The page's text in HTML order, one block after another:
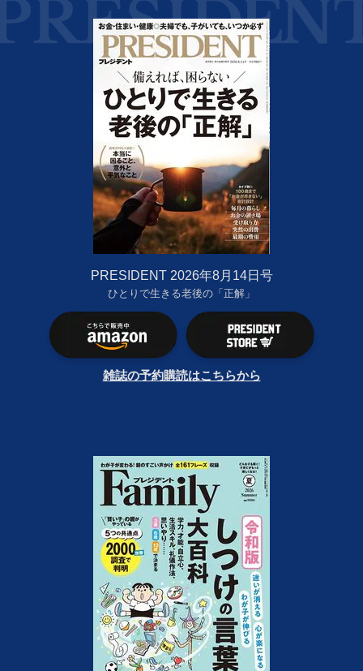
PRESIDENT 2026年8月14日号
ひとりで生きる老後の「正解」
雑誌の予約購読はこちらから